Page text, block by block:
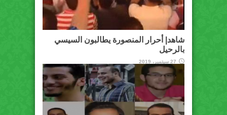
شاهد| أحرار المنصورة يطالبون السيسي
بالرحيل
27 سبتمبر، 2019